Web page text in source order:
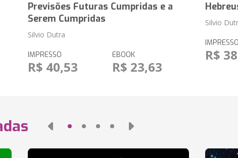
Previsões Futuras Cumpridas e a
Serem Cumpridas
Silvio Dutra
IMPRESSO
R$ 40,53
EBOOK
R$ 23,63
Silvio
IMPRESSO
R$